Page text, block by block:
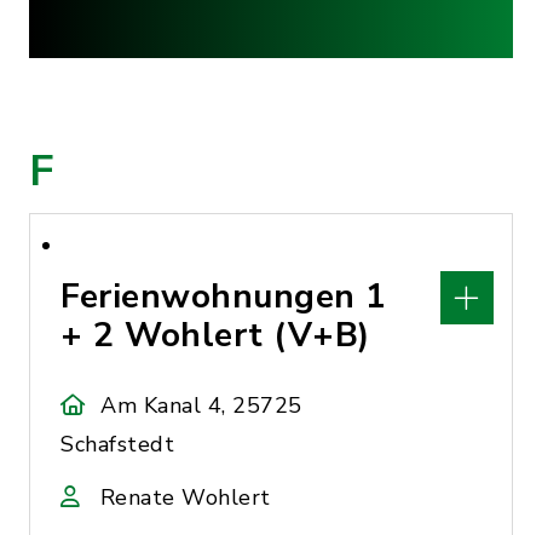
F
Ferienwohnungen 1
+ 2 Wohlert (V+B)
Am Kanal 4, 25725
Schafstedt
Renate Wohlert